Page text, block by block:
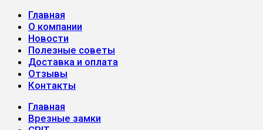
Главная
О компании
Новости
Полезные советы
Доставка и оплата
Отзывы
Контакты
Главная
Врезные замки